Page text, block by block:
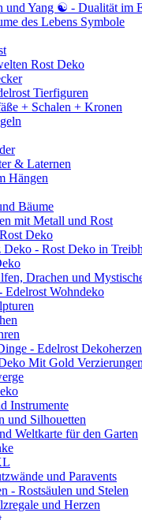
und Yang ☯ - Dualität im
des Lebens Symbole
Rost Deko
Tierfiguren
+ Schalen + Kronen
& Laternen
Hängen
Bäume
mit Metall und Rost
Deko
Deko - Rost Deko in
Drachen und
Edelrost Wohndeko
- Edelrost Dekoherzen
Mit Gold Verzierungen
Instrumente
und Silhouetten
Weltkarte für den Garten
und Paravents
- Rostsäulen und Stelen
und Herzen